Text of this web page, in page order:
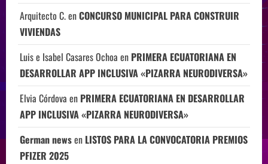
Arquitecto C.enCONCURSO MUNICIPAL PARA CONSTRUIR
VIVIENDAS
Luis e Isabel Casares Ochoa en PRIMERA ECUATORIANA EN
DESARROLLAR APP INCLUSIVA «PIZARRA NEURODIVERSA»
Elvia Córdova en PRIMERA ECUATORIANA EN DESARROLLAR
APP INCLUSIVA «PIZARRA NEURODIVERSA»
German newsen LISTOS PARA LA CONVOCATORIA PREMIOS
PFIZER 2025